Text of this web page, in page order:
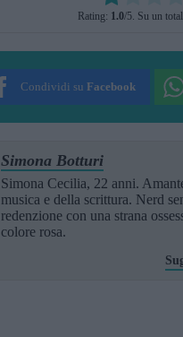
SUBMIT RATING
Rating: 1.0/5. Su un
Condividi su Facebook
Simona Botturi
Simona Cecilia, 22 anni.
musica e della scrittura. Nerd
redenzione con una strana
colore rosa.